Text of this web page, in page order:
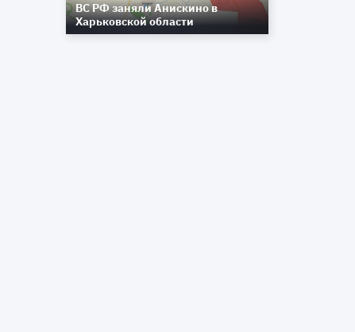
ВС РФ заняли Анискино в
Харьковской области